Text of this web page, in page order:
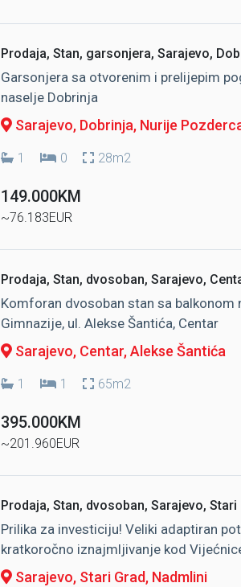
Prodaja, Stan, garsonjera, Sarajevo,
Garsonjera sa otvorenim i prelijepim
naselje Dobrinja
Sarajevo, Dobrinja, Nurije
1 0 28m2
149.000KM
~76.183EUR
Prodaja, Stan, dvosoban, Sarajevo,
Komforan dvosoban stan sa balkonom
Gimnazije, ul. Alekse Šantića, Centar
Sarajevo, Centar, Alekse Šantića
1 1 65m2
395.000KM
~201.960EUR
Prodaja, Stan, dvosoban, Sarajevo, Stari
Prilika za investiciju! Veliki adaptiran
kratkoročno iznajmljivanje kod
Sarajevo, Stari Grad, Nadmlini